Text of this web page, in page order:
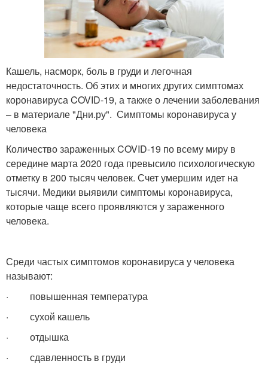
Кашель, насморк, боль в груди и легочная
недостаточность. Об этих и многих других симптомах
коронавируса COVID-19, а также о лечении заболевания
– в материале "Дни.ру". Симптомы коронавируса у
человека
Количество зараженных COVID-19 по всему миру в
середине марта 2020 года превысило психологическую
отметку в 200 тысяч человек. Счет умершим идет на
тысячи. Медики выявили симптомы коронавируса,
которые чаще всего проявляются у зараженного
человека.
Среди частых симптомов коронавируса у человека
называют:
· повышенная температура
· сухой кашель
· отдышка
· сдавленность в груди